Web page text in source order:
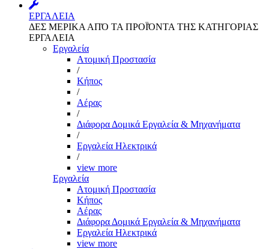
ΕΡΓΑΛΕΙΑ
ΔΕΣ ΜΕΡΙΚΑ ΑΠΌ ΤΑ ΠΡΟΪΌΝΤΑ ΤΗΣ ΚΑΤΗΓΟΡΙΑΣ
ΕΡΓΑΛΕΙΑ
Εργαλεία
Aτομική Προστασία
/
Kήπος
/
Αέρας
/
Διάφορα Δομικά Εργαλεία & Μηχανήματα
/
Εργαλεία Ηλεκτρικά
/
view more
Εργαλεία
Aτομική Προστασία
Kήπος
Αέρας
Διάφορα Δομικά Εργαλεία & Μηχανήματα
Εργαλεία Ηλεκτρικά
view more